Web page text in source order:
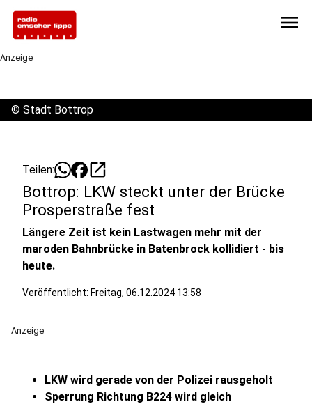
menu
Anzeige
© Stadt Bottrop
Teilen: open_in_new
Bottrop: LKW steckt unter der Brücke
Prosperstraße fest
Längere Zeit ist kein Lastwagen mehr mit der
maroden Bahnbrücke in Batenbrock kollidiert - bis
heute.
Veröffentlicht: Freitag, 06.12.2024 13:58
Anzeige
LKW wird gerade von der Polizei rausgeholt
Sperrung Richtung B224 wird gleich